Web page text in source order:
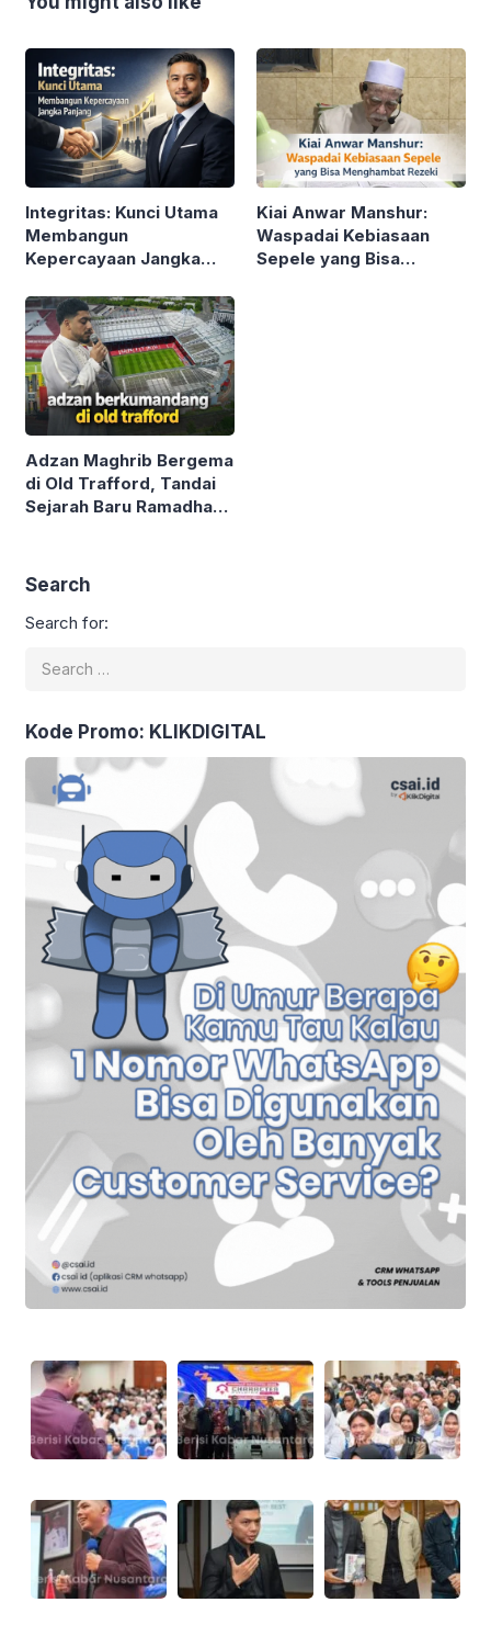
Integritas: Kunci Utama
Membangun
Kepercayaan Jangka
Kiai Anwar Manshur:
Waspadai Kebiasaan
Sepele yang Bisa
Adzan Maghrib Bergema
di Old Trafford, Tandai
Sejarah Baru Ramadhan
Search
Search for:
Kode Promo: KLIKDIGITAL